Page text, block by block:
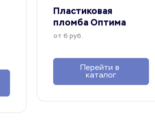
Пластиковая
пломба Оптима
от 6 руб.
Перейти в
каталог